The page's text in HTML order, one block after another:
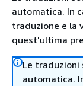
automatica. In
traduzione e la
quest'ultima
Le
automatica.